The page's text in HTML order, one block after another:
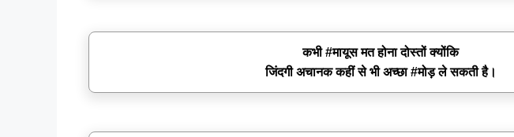
कभी #मायूस मत होना दोस्तों क्योंकि
जिंदगी अचानक कहीं से भी अच्छा #मोड़ ले सकती है।